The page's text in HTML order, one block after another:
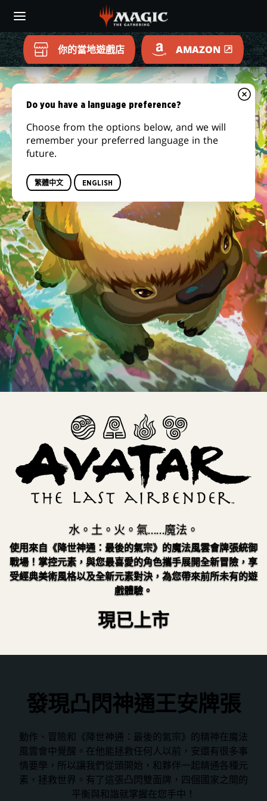
main
content
你的當地遊戲店 AMAZON
魔
法
風
雲
會
|
降
世
神
通：
最
後
宗
水。土。火。氣……魔法。
使用來自《降世神通：最後的氣宗》的魔法風雲會牌張統御
戰場！掌控元素，與您最喜愛的角色攜手展開全新冒險，享
受經典美術風格以及全新元素對決，為您帶來前所未有的遊
戲體驗。
現已上市
發現凸閃神通王安牌張
動作、冒險和《降世神通：最後的氣宗》的精神在魔法
風雲會中覺醒。在他能拯救任何人以前，安還有很多事
情要學，所以讓我們從頭開始，和夥伴一起精通各種元
素，拯救世界。有了這張凸閃雙面牌，四個國家之間的
平衡與和諧就掌握在您手中！
Do you have a language preference?
Choose from the options below, and we will
remember your preferred language in the
future.
繁體中文 ENGLISH